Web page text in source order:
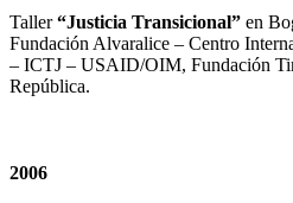
Taller“Justicia Transicional” en
Fundación Alvaralice – Centro
– ICTJ – USAID/OIM, Fundación
República.
2006